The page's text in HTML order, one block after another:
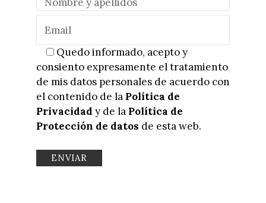
Quedo informado, acepto y
consiento expresamente el tratamiento
de mis datos personales de acuerdo con
el contenido de la Política de
Privacidad y de la Política de
Protección de datos de esta web.